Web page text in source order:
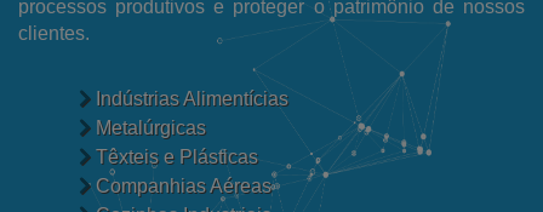
Fabricante de Sacos para Lixo
Fabricante de Filme Encolhível
Fábrica de Sacos Plásticos Reciclados
Fábrica de Sacos para Talher
Fábrica de Sacos de Polietileno
processos produtivos e proteger o patrimônio de nossos
clientes.
Indústrias Alimentícias
Metalúrgicas
Têxteis e Plásticas
Companhias Aéreas